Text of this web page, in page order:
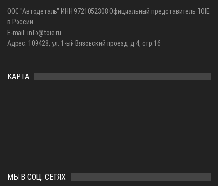
ООО "Автодеталь" ИНН 9721052308 Официальный представитель TOIE
в России
E-mail: info@toie.ru
Адрес: 109428, ул. 1-ый Вязовский проезд, д.4, стр.16
КАРТА
МЫ В СОЦ. СЕТЯХ